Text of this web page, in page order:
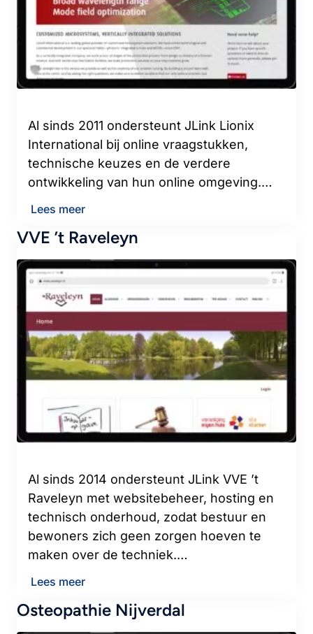
Al sinds 2011 ondersteunt JLink Lionix
International bij online vraagstukken,
technische keuzes en de verdere
ontwikkeling van hun online omgeving.…
Lees meer
VVE ’t Raveleyn
Al sinds 2014 ondersteunt JLink VVE ’t
Raveleyn met websitebeheer, hosting en
technisch onderhoud, zodat bestuur en
bewoners zich geen zorgen hoeven te
maken over de techniek.…
Lees meer
Osteopathie Nijverdal